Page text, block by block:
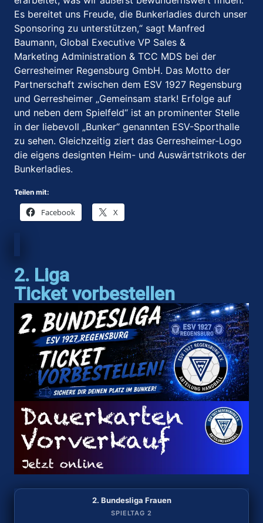
Es bereitet uns Freude, die Bunkerladies durch unser
Sponsoring zu unterstützen,“ sagt Manfred
Baumann, Global Executive VP Sales &
Marketing Administration & TCC MDS bei der
Gerresheimer Regensburg GmbH. Das Motto der
Partnerschaft zwischen dem ESV 1927 Regensburg
und Gerresheimer „Gemeinsam stark! Erfolge auf
und neben dem Spielfeld“ ist an prominenter Stelle
in der liebevoll „Bunker“ genannten ESV-Sporthalle
zu sehen. Gleichzeitig ziert das Gerresheimer-Logo
die eigens designten Heim- und Auswärtstrikots der
Bunkerladies.
Teilen mit:
Facebook X
2. Liga
Ticket vorbestellen
2. Bundesliga Frauen
SPIELTAG 1
2. Bundesliga Frauen
SPIELTAG 2